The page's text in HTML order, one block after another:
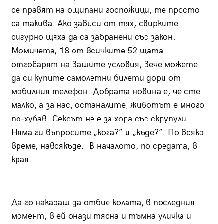
се правят на ощипани госпожици, те просто
са такива. Ако зависи от тях, свирките
сигурно щяха да са забранени със закон.
Момичета, 18 от всичките 52 щата
отговарят на вашите условия, вече можете
да си купите самолетни билети дори от
мобилния телефон. Добрата новина е, че сте
малко, а за нас, останалите, животът е много
по-хубав. Сексът не е за хора със скрупули.
Няма ги въпросите „кога?” и „къде?”. По всяко
време, навсякъде. В началото, по средата, в
края.
Да го накараш да отбие колата, в последния
момент, в ей онази тясна и тъмна уличка и